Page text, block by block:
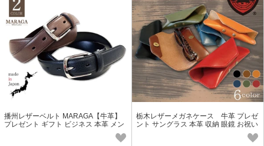
播州レザーベルト MARAGA【牛革】
プレゼント ギフト ビジネス 本革 メン
栃木レザーメガネケース 牛革 プレゼ
ント サングラス 本革 収納 眼鏡 お祝い